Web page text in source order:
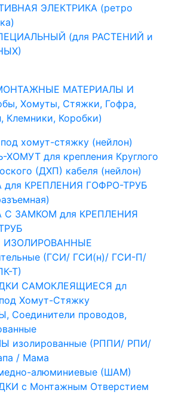
ЭЛЕКТРИКА (ретро
(для РАСТЕНИЙ и
МАТЕРИАЛЫ И
Хомуты, Стяжки, Гофра,
Клемники, Коробки)
хомут-стяжку (нейлон)
для крепления Круглого
(ДХП) кабеля (нейлон)
для КРЕПЛЕНИЯ ГОФРО-ТРУБ
С ЗАМКОМ для КРЕПЛЕНИЯ
ИЗОЛИРОВАННЫЕ
(ГСИ/ ГСИ(н)/ ГСИ-П/
Т)
САМОКЛЕЯЩИЕСЯ дл
Хомут-Стяжку
Соединители проводов,
изолированные (РППИ/ РПИ/
/ Мама
алюминиевые (ШАМ)
с Монтажным Отверстием